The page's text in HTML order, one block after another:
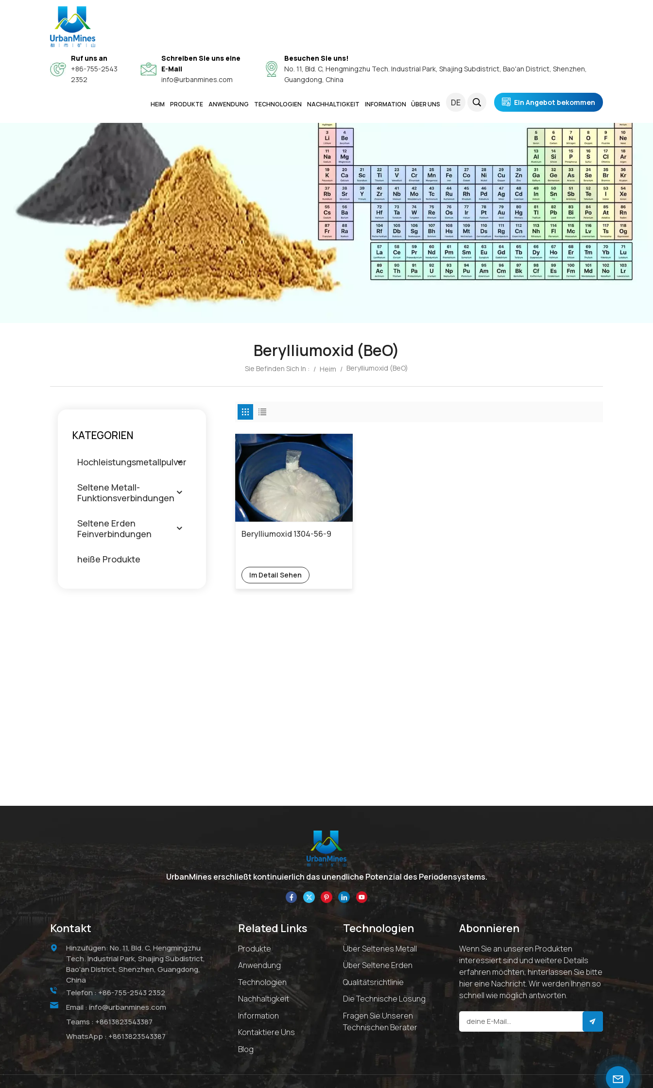
Ruf uns an
+86-755-2543
2352
Schreiben Sie uns eine
E-Mail
info@urbanmines.com
Besuchen Sie uns!
No. 11, Bld. C, Hengmingzhu Tech. Industrial Park, Shajing Subdistrict, Bao'an District, Shenzhen,
Guangdong, China
HEIM PRODUKTE ANWENDUNG TECHNOLOGIEN NACHHALTIGKEIT INFORMATION ÜBER UNS DE Ein Angebot bekommen
Berylliumoxid (BeO)
Sie Befinden Sich In : / Heim / Berylliumoxid (BeO)
Berylliumoxid 1304-56-9
Im Detail Sehen
KATEGORIEN
Hochleistungsmetallpulver
Seltene Metall-
Funktionsverbindungen
Seltene Erden
Feinverbindungen
heiße Produkte
UrbanMines erschließt kontinuierlich das unendliche Potenzial des Periodensystems.
Kontakt
Hinzufügen: No. 11, Bld. C, Hengmingzhu
Tech. Industrial Park, Shajing Subdistrict,
Bao'an District, Shenzhen, Guangdong,
China
Telefon : +86-755-2543 2352
Email : info@urbanmines.com
Teams : +8613823543387
WhatsApp : +8613823543387
Related Links
Produkte
Anwendung
Technologien
Nachhaltigkeit
Information
Kontaktiere Uns
Blog
Technologien
Über Seltenes Metall
Über Seltene Erden
Qualitätsrichtlinie
Die Technische Lösung
Fragen Sie Unseren
Technischen Berater
Abonnieren
Wenn Sie an unseren Produkten
interessiert sind und weitere Details
erfahren möchten, hinterlassen Sie bitte
hier eine Nachricht. Wir werden Ihnen so
schnell wie möglich antworten.